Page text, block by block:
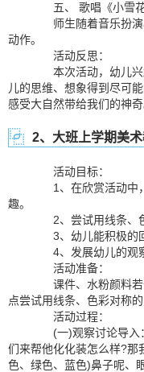
五、 歌唱《小雪花
师生随着音乐扮演
动作。
活动反思：
本次活动，幼儿兴
儿的思维、想象得到尽可
感受大自然带给我们的神奇
2、大班上学期美
活动目标：
1、在欣赏活动中，
趣。
2、尝试用线条、色
3、幼儿能积极的回
4、发展幼儿的观察
活动准备：
课件、水粉颜料若
点尝试用线条、色彩对称
活动过程：
(一)观察讨论导入
们来帮他化化装怎么样?那
色、绿色、蓝色)鼻子呢、